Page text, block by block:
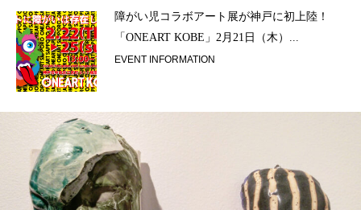
障がい児コラボアート展が神戸に初上陸！
「ONEART KOBE」2月21日（木）...
EVENT INFORMATION